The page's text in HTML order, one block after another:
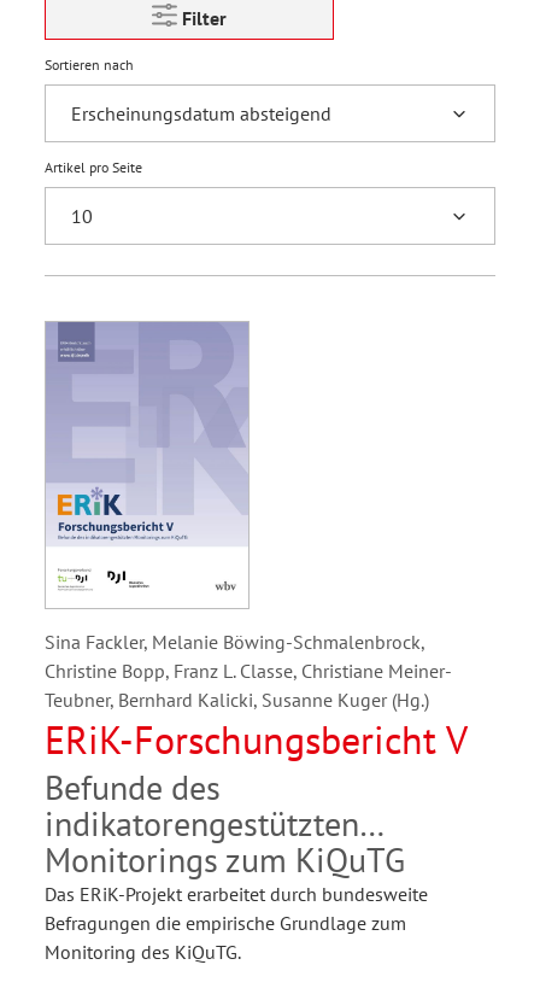
Filter
Sortieren nach
Artikel pro Seite
Sina Fackler, Melanie Böwing-Schmalenbrock,
Christine Bopp, Franz L. Classe, Christiane Meiner-
Teubner, Bernhard Kalicki, Susanne Kuger (Hg.)
ERiK-Forschungsbericht V
Befunde des
indikatorengestützten
Monitorings zum KiQuTG
Das ERiK-Projekt erarbeitet durch bundesweite
Befragungen die empirische Grundlage zum
Monitoring des KiQuTG.